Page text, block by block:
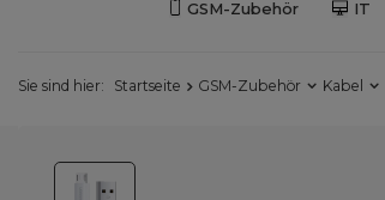
GSM-Zubehör IT
Sie sind hier: Startseite GSM-Zubehör Kabel